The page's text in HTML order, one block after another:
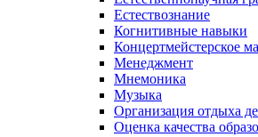
Естествознание
Когнитивные навыки
Концертмейстерское
Менеджмент
Мнемоника
Музыка
Организация отдыха
Оценка качества